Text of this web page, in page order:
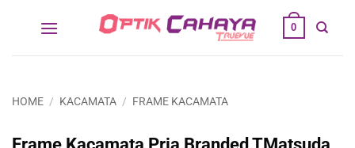
0
HOME / KACAMATA / FRAME KACAMATA
Frame Kacamata Pria Branded TMatsuda